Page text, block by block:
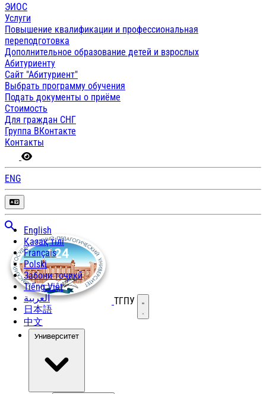
ЭИОС
Услуги
Повышение квалификации и профессиональная
переподготовка
Дополнительное образование детей и взрослых
Абитуриенту
Сайт "Абитуриент"
Выбрать программу обучения
Подать документы о приёме
Стоимость
Для граждан СНГ
Группа ВКонтакте
Контакты
ENG
English
Қазақ тілі
Français
Polski
Забони тоҷикӣ
Tiếng Việt
العربية
日本語
中文
ТГПУ Открыть меню
Университет